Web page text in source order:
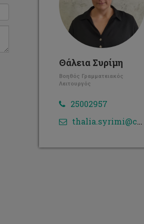
Θάλεια Συρίμη
Βοηθός Γραμματειακός
Λειτουργός
25002957
thalia.syrimi@cut.ac.cy